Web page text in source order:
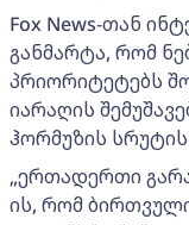
Fox News-თან
განმარტა, რომ
პრიორიტეტებს
იარაღის
ჰორმუზის
„ერთადერთი
ის, რომ ბირთვული